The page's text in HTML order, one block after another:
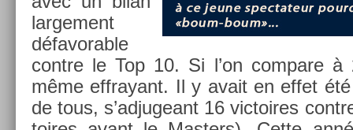
lar­ge­ment
défavor­able
con­tre le Top 10. Si l’on com­pare à
même effrayant. Il y avait en effet
de tous, s’ad­jugeant 16 vic­toires